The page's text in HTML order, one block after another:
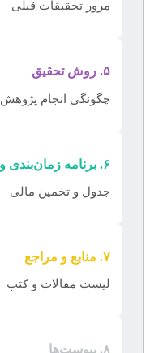
مرور تحقیقات قبلی
۵. روش تحقیق
چگونگی انجام پژوهش
۶. برنامه زمان‌بندی و بودجه
جدول و تخمین مالی
۷. منابع و مراجع
لیست مقالات و کتب
۸. پیوست‌ها